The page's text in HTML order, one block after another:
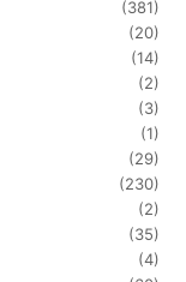
(381)
(20)
(14)
(2)
(3)
(1)
(29)
(230)
(2)
(35)
(4)